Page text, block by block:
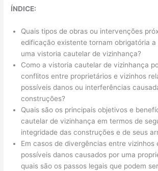
ÍNDICE:
Quais tipos de obras ou intervenções
edificação existente tornam obrigatória a
uma vistoria cautelar de vizinhança?
Como a vistoria cautelar de vizinhança
conflitos entre proprietários e vizinhos
possíveis danos ou interferências
construções?
Quais são os principais objetivos e
cautelar de vizinhança em termos de
integridade das construções e de seus
Em casos de divergências entre vizinhos
possíveis danos causados por uma
quais são os passos legais que podem